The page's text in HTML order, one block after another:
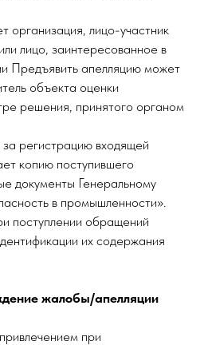
организация, лицо-участник
лицо, заинтересованное в
Предъявить апелляцию может
объекта оценки
решения, принятого органом
регистрацию входящей
копию поступившего
документы Генеральному
в промышленности».
поступлении обращений
их содержания
жалобы/апелляции
при